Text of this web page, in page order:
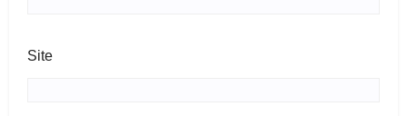
Site